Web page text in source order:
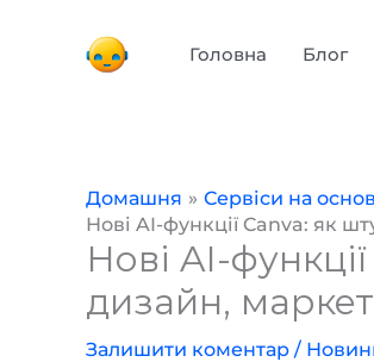
Головна Блог
Домашня
Сервіси на
Нові AI-функції Canva: як
Нові AI-
дизайн,
Залишити коментар /